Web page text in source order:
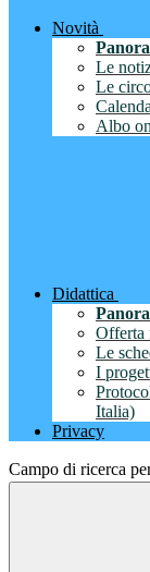
Novità
Le
Le
Albo
Didattica
Offerta
Le
I
Italia)
Privacy
Campo di ricerca